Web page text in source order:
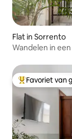
Flat in Sorrento
Wandelen in
Topfavoriet
Favoriet van